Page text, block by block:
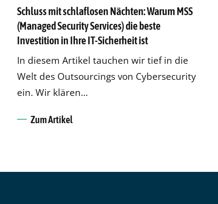
Schluss mit schlaflosen Nächten: Warum MSS
(Managed Security Services) die beste
Investition in Ihre IT-Sicherheit ist
In diesem Artikel tauchen wir tief in die
Welt des Outsourcings von Cybersecurity
ein. Wir klären…
Zum Artikel